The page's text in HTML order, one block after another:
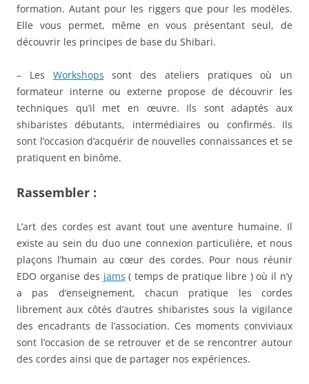
formation. Autant pour les riggers que pour les modèles.
Elle vous permet, même en vous présentant seul, de
découvrir les principes de base du Shibari.
– Les Workshops sont des ateliers pratiques où un
formateur interne ou externe propose de découvrir les
techniques qu’il met en œuvre. Ils sont adaptés aux
shibaristes débutants, intermédiaires ou confirmés. Ils
sont l’occasion d’acquérir de nouvelles connaissances et se
pratiquent en binôme.
Rassembler :
L’art des cordes est avant tout une aventure humaine. Il
existe au sein du duo une connexion particulière, et nous
plaçons l’humain au cœur des cordes. Pour nous réunir
EDO organise des jams ( temps de pratique libre ) où il n’y
a pas d’enseignement, chacun pratique les cordes
librement aux côtés d’autres shibaristes sous la vigilance
des encadrants de l’association. Ces moments conviviaux
sont l’occasion de se retrouver et de se rencontrer autour
des cordes ainsi que de partager nos expériences.